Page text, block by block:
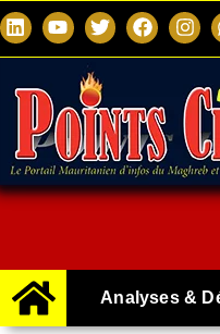
Analyses &